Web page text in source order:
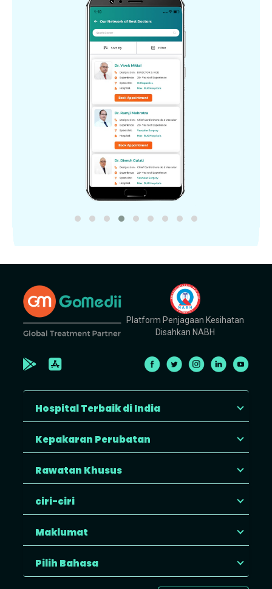
Platform Penjagaan Kesihatan
Disahkan NABH
Hospital Terbaik di India
Kepakaran Perubatan
Rawatan Khusus
ciri-ciri
Maklumat
Pilih Bahasa